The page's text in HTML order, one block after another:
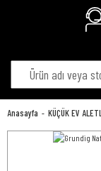
Anasayfa KÜÇÜK EV